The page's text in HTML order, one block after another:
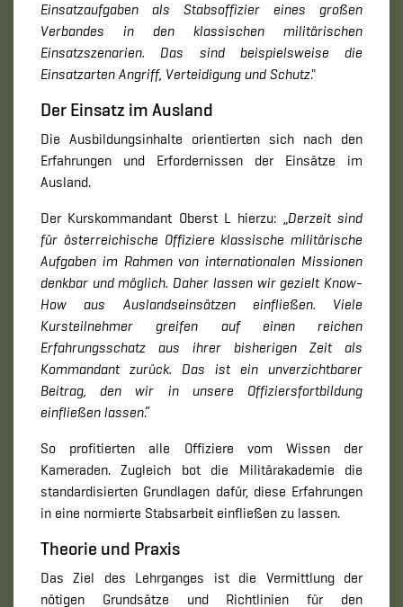
Einsatzaufgaben als Stabsoffizier eines großen
Verbandes in den klassischen militärischen
Einsatzszenarien. Das sind beispielsweise die
Einsatzarten Angriff, Verteidigung und Schutz."
Der Einsatz im Ausland
Die Ausbildungsinhalte orientierten sich nach den
Erfahrungen und Erfordernissen der Einsätze im
Ausland.
Der Kurskommandant Oberst L hierzu: „ Derzeit sind
für österreichische Offiziere klassische militärische
Aufgaben im Rahmen von internationalen Missionen
denkbar und möglich. Daher lassen wir gezielt Know-
How aus Auslandseinsätzen einfließen. Viele
Kursteilnehmer greifen auf einen reichen
Erfahrungsschatz aus ihrer bisherigen Zeit als
Kommandant zurück. Das ist ein unverzichtbarer
Beitrag, den wir in unsere Offiziersfortbildung
einfließen lassen.“
So profitierten alle Offiziere vom Wissen der
Kameraden. Zugleich bot die Militärakademie die
standardisierten Grundlagen dafür, diese Erfahrungen
in eine normierte Stabsarbeit einfließen zu lassen.
Theorie und Praxis
Das Ziel des Lehrganges ist die Vermittlung der
nötigen Grundsätze und Richtlinien für den